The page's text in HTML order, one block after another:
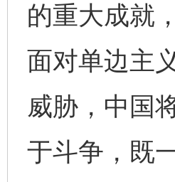
的重大成就
面对单边主
威胁，中国
于斗争，既
千年窑火 生生不息